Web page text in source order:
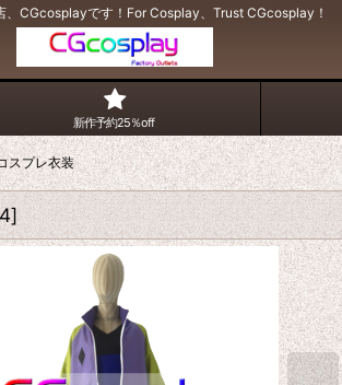
、CGcosplayです！For Cosplay、Trust CGcosplay！
新作予約25％off
プレ衣装
]